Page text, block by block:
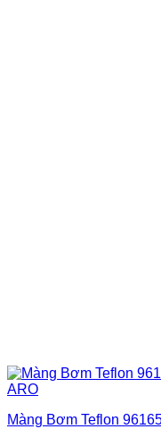
Màng Bơm Teflon